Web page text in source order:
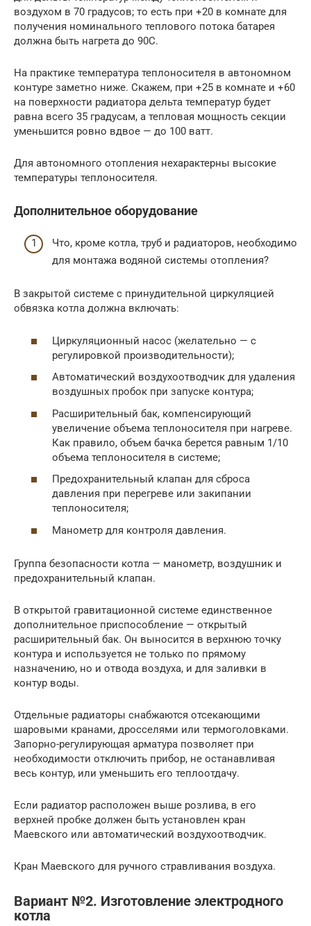
воздухом в 70 градусов; то есть при +20 в комнате для
получения номинального теплового потока батарея
должна быть нагрета до 90С.
На практике температура теплоносителя в автономном
контуре заметно ниже. Скажем, при +25 в комнате и +60
на поверхности радиатора дельта температур будет
равна всего 35 градусам, а тепловая мощность секции
уменьшится ровно вдвое — до 100 ватт.
Для автономного отопления нехарактерны высокие
температуры теплоносителя.
Дополнительное оборудование
Что, кроме котла, труб и радиаторов, необходимо
для монтажа водяной системы отопления?
В закрытой системе с принудительной циркуляцией
обвязка котла должна включать:
Циркуляционный насос (желательно — с
регулировкой производительности);
Автоматический воздухоотводчик для удаления
воздушных пробок при запуске контура;
Расширительный бак, компенсирующий
увеличение объема теплоносителя при нагреве.
Как правило, объем бачка берется равным 1/10
объема теплоносителя в системе;
Предохранительный клапан для сброса
давления при перегреве или закипании
теплоносителя;
Манометр для контроля давления.
Группа безопасности котла — манометр, воздушник и
предохранительный клапан.
В открытой гравитационной системе единственное
дополнительное приспособление — открытый
расширительный бак. Он выносится в верхнюю точку
контура и используется не только по прямому
назначению, но и отвода воздуха, и для заливки в
контур воды.
Отдельные радиаторы снабжаются отсекающими
шаровыми кранами, дросселями или термоголовками.
Запорно-регулирующая арматура позволяет при
необходимости отключить прибор, не останавливая
весь контур, или уменьшить его теплоотдачу.
Если радиатор расположен выше розлива, в его
верхней пробке должен быть установлен кран
Маевского или автоматический воздухоотводчик.
Кран Маевского для ручного стравливания воздуха.
Вариант №2. Изготовление электродного
котла